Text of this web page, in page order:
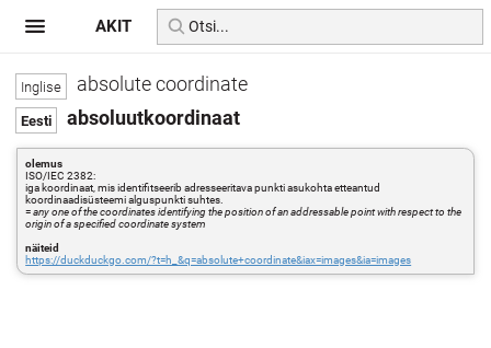
absolute coordinate
absoluutkoordinaat
olemus
ISO/IEC 2382:
iga koordinaat, mis identifitseerib adresseeritava punkti asukohta etteantud
koordinaadisüsteemi alguspunkti suhtes.
=any one of the coordinates identifying the position of an addressable point with respect to the
origin of a specified coordinate system
näiteid
https://duckduckgo.com/?t=h_&q=absolute+coordinate&iax=images&ia=images
AKIT